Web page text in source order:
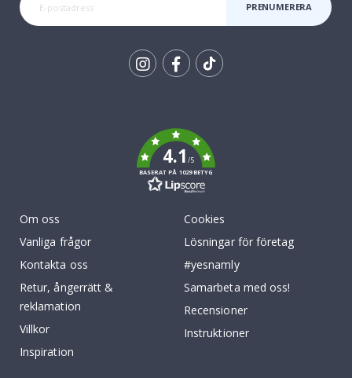
PRENUMERERA
4.1/5
BASERAT PÅ 1029 BETYG
Om oss
Vanliga frågor
Kontakta oss
Retur, ångerrätt &
reklamation
Villkor
Inspiration
Cookies
Lösningar för företag
#yesnamly
Samarbeta med oss!
Recensioner
Instruktioner